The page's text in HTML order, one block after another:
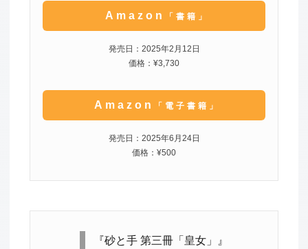
Amazon 「書籍」
発売日：2025年2月12日
価格：¥3,730
Amazon 「電子書籍」
発売日：2025年6月24日
価格：¥500
『砂と手 第三冊「皇女」』